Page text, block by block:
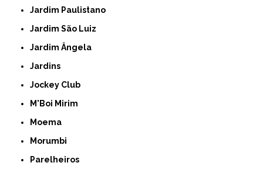
Jardim Paulistano
Jardim São Luiz
Jardim Ângela
Jardins
Jockey Club
M'Boi Mirim
Moema
Morumbi
Parelheiros